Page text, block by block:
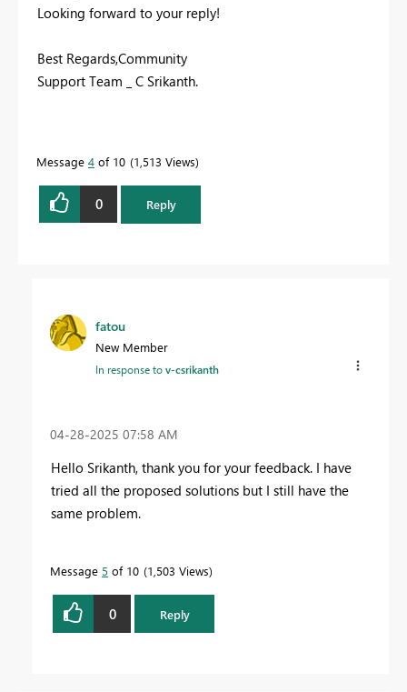
Looking forward to your reply!
Best Regards,Community
Support Team _ C Srikanth.
Message 4 of 10 1,513 Views
0 Reply
fatou
New Member
In response tov-csrikanth
‎04-28-2025 07:58 AM
Hello Srikanth, thank you for your feedback. I have
tried all the proposed solutions but I still have the
same problem.
Message 5 of 10 1,503 Views
0 Reply